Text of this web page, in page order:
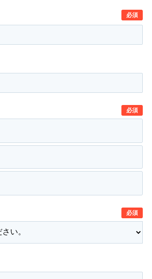
必須
必須
必須